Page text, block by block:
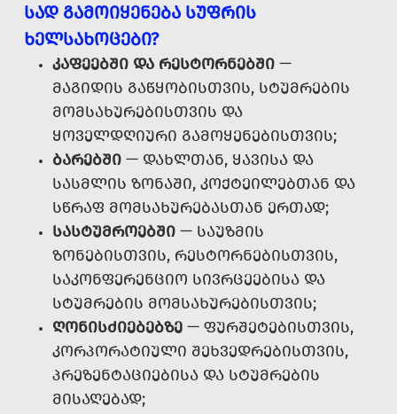
ᲡᲐᲓ ᲒᲐᲛᲝᲘᲧᲔᲜᲔᲑᲐ ᲡᲣᲤᲠᲘᲡ
ᲮᲔᲚᲡᲐᲮᲝᲪᲔᲑᲘ?
ᲙᲐᲤᲔᲔᲑᲨᲘ ᲓᲐ ᲠᲔᲡᲢᲝᲠᲜᲔᲑᲨᲘ —
ᲛᲐᲒᲘᲓᲘᲡ ᲒᲐᲬᲧᲝᲑᲘᲡᲗᲕᲘᲡ, ᲡᲢᲣᲛᲠᲔᲑᲘᲡ
ᲛᲝᲛᲡᲐᲮᲣᲠᲔᲑᲘᲡᲗᲕᲘᲡ ᲓᲐ
ᲧᲝᲕᲔᲚᲓᲦᲘᲣᲠᲘ ᲒᲐᲛᲝᲧᲔᲜᲔᲑᲘᲡᲗᲕᲘᲡ;
ᲑᲐᲠᲔᲑᲨᲘ — ᲓᲐᲮᲚᲗᲐᲜ, ᲧᲐᲕᲘᲡᲐ ᲓᲐ
ᲡᲐᲡᲛᲚᲘᲡ ᲖᲝᲜᲐᲨᲘ, ᲙᲝᲥᲢᲔᲘᲚᲔᲑᲗᲐᲜ ᲓᲐ
ᲡᲬᲠᲐᲤ ᲛᲝᲛᲡᲐᲮᲣᲠᲔᲑᲐᲡᲗᲐᲜ ᲔᲠᲗᲐᲓ;
ᲡᲐᲡᲢᲣᲛᲠᲝᲔᲑᲨᲘ — ᲡᲐᲣᲖᲛᲘᲡ
ᲖᲝᲜᲔᲑᲘᲡᲗᲕᲘᲡ, ᲠᲔᲡᲢᲝᲠᲜᲔᲑᲘᲡᲗᲕᲘᲡ,
ᲡᲐᲙᲝᲜᲤᲔᲠᲔᲜᲪᲘᲝ ᲡᲘᲕᲠᲪᲔᲔᲑᲘᲡᲐ ᲓᲐ
ᲡᲢᲣᲛᲠᲔᲑᲘᲡ ᲛᲝᲛᲡᲐᲮᲣᲠᲔᲑᲘᲡᲗᲕᲘᲡ;
ᲦᲝᲜᲘᲡᲫᲘᲔᲑᲔᲑᲖᲔ — ᲤᲣᲠᲨᲔᲢᲔᲑᲘᲡᲗᲕᲘᲡ,
ᲙᲝᲠᲞᲝᲠᲐᲢᲘᲣᲚᲘ ᲨᲔᲮᲕᲔᲓᲠᲔᲑᲘᲡᲗᲕᲘᲡ,
ᲞᲠᲔᲖᲔᲜᲢᲐᲪᲘᲔᲑᲘᲡᲐ ᲓᲐ ᲡᲢᲣᲛᲠᲔᲑᲘᲡ
ᲛᲘᲡᲐᲦᲔᲑᲐᲓ;